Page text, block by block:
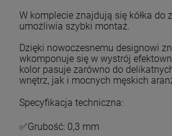
W komplecie znajdują się kółka do
umożliwia szybki montaż.
Dzięki nowoczesnemu designowi
wkomponuje się w wystrój
kolor pasuje zarówno do
wnętrz, jak i mocnych męskich
Specyfikacja techniczna:
✅Grubość: 0,3 mm